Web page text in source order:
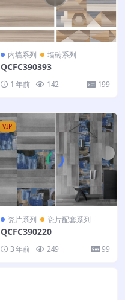
内墙系列 墙砖系列
QCFC390393
1 年前 142 199
VIP
瓷片系列 瓷片配套系列
QCFC390220
3 年前 249 99